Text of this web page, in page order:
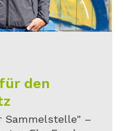
den
Sammelstelle" –